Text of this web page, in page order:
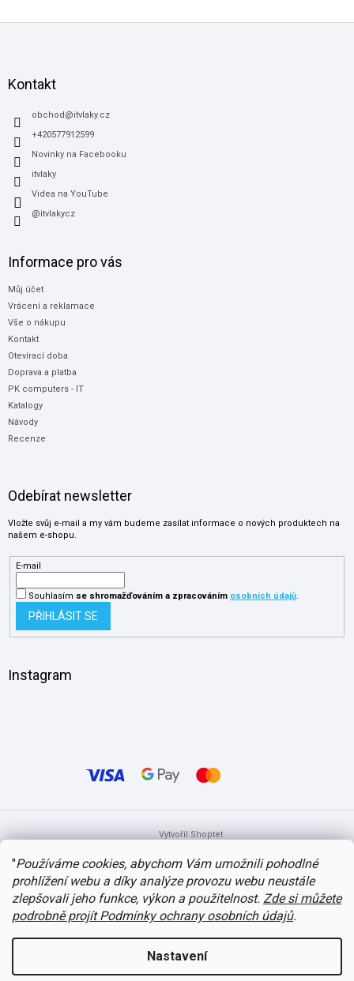
"Používáme cookies, abychom Vám umožnili pohodlné
prohlížení webu a díky analýze provozu webu neustále
zlepšovali jeho funkce, výkon a použitelnost. Zde si můžete
podrobně projít Podmínky ochrany osobních údajů.
Nastavení
Kontakt
obchod@itvlaky.cz
+420577912599
Novinky na Facebooku
itvlaky
Videa na YouTube
@itvlakycz
Informace pro vás
Můj účet
Vrácení a reklamace
Vše o nákupu
Kontakt
Otevírací doba
Doprava a platba
PK computers - IT
Katalogy
Návody
Recenze
Odebírat newsletter
Vložte svůj e-mail a my vám budeme zasílat informace o nových produktech na
našem e-shopu.
E-mail
Souhlasím se shromažďováníma zpracováním osobních údajů.
PŘIHLÁSIT SE
Instagram
Vytvořil Shoptet
Copyright 2026itvlaky.cz. Všechna práva vyhrazena.Upravit nastavení
cookies